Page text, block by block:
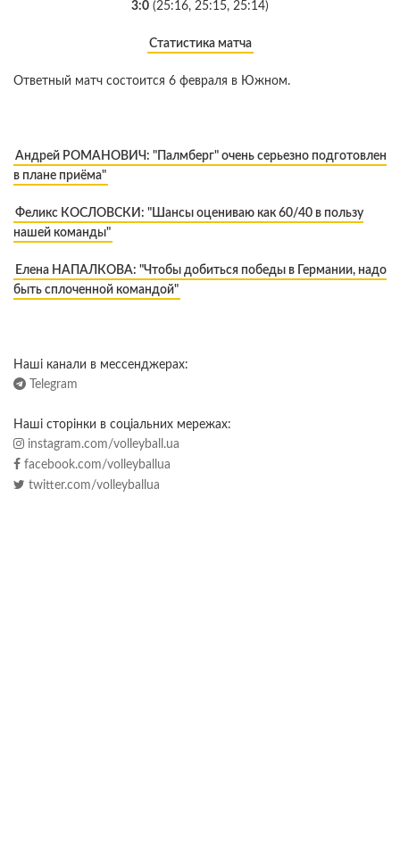
3:0 (25:16, 25:15, 25:14)
Статистика матча
Ответный матч состоится 6 февраля в Южном.
Андрей РОМАНОВИЧ: "Палмберг" очень серьезно подготовлен
в плане приёма"
Феликс КОСЛОВСКИ: "Шансы оцениваю как 60/40 в пользу
нашей команды"
Елена НАПАЛКОВА: "Чтобы добиться победы в Германии, надо
быть сплоченной командой"
Наші канали в мессенджерах:
Telegram
Наші сторінки в соціальних мережах:
instagram.com/volleyball.ua
facebook.com/volleyballua
twitter.com/volleyballua